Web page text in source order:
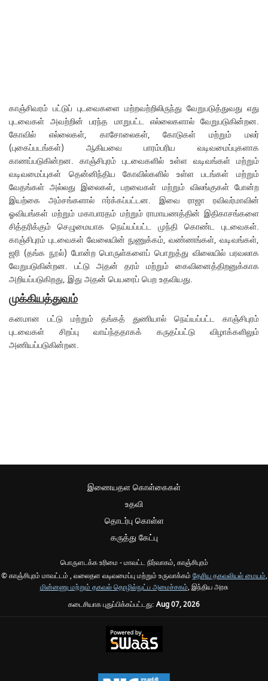
காஞ்சிவரம் பட்டுப் புடவைகளை மற்றவற்றிலிருந்து வேறுபடுத்துவது எது
புடவைகள் அவற்றின் பரந்த மாறுபட்ட எல்லைகளால் வேறுபடுகின்றன.
கோவில் எல்லைகள், காசோலைகள், கோடுகள் மற்றும் மலர்
(புகைப்படங்கள்) ஆகியவை பாரம்பரிய வடிவமைப்புகளாக
காணப்படுகின்றன. காஞ்சிபுரம் புடவைகளில் உள்ள வடிவங்கள் மற்றும்
வடிவமைப்புகள் தென்னிந்திய கோவில்களில் உள்ள படங்கள் மற்றும்
வேதங்கள் அல்லது இலைகள், பறவைகள் மற்றும் விலங்குகள் போன்ற
இயற்கை அம்சங்களால் ஈர்க்கப்பட்டன. இவை ராஜா ரவிவர்மாவின்
ஓவியங்கள் மற்றும் மகாபாரதம் மற்றும் ராமாயணத்தின் இதிகாசங்களை
சித்தரிக்கும் செழுமையாக நெய்யப்பட்ட முந்தி கொண்ட புடவைகள்.
காஞ்சிபுரம் புடவைகள் வேலையின் நுணுக்கம், வண்ணங்கள், வடிவங்கள்,
ஜரி (தங்க நூல்) போன்ற பொருள்களைப் பொறுத்து விலையில் பரவலாக
வேறுபடுகின்றன. பட்டு அதன் தரம் மற்றும் கைவினைத்திறனுக்காக
அறியப்படுகிறது, இது அதன் பெயரைப் பெற உதவியது.
முக்கியத்துவம்
கனமான பட்டு மற்றும் தங்கத் துணியால் நெய்யப்பட்ட காஞ்சிபுரம்
புடவைகள் சிறப்பு வாய்ந்ததாகக் கருதப்பட்டு விழாக்களிலும்
அணியப்படுகின்றன.
இணையதள கொள்கைகள்
உதவி
தொடர்பு கொள்ள
கருத்து கேட்பு
பொருளடக்க உரிமை - மாவட்ட நிர்வாகம், காஞ்சிபுரம்
© காஞ்சிபுரம் மாவட்டம் , வலைதள வடிவமைப்பு மற்றும் உருவாக்கம் தேசிய தகவலியல் மையம்,
மின்னணு மற்றும் தகவல் தொழில்நுட்ப அமைச்சகம், இந்திய அரசு
கடைசியாக புதுப்பிக்கப்பட்டது: Aug 07, 2026